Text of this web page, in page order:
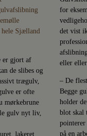
Sjælland
er gjort af
de slibes og
trægulv,
er ofte
mørkebrune
gulv nyt liv,
lakeret
for
det vist
eller
– De
Begge
holder
blot skal
på en